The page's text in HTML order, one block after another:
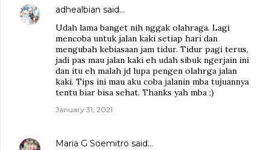
adhealbian said…
Udah lama banget nih nggak olahraga. Lagi
mencoba untuk jalan kaki setiap hari dan
mengubah kebiasaan jam tidur. Tidur pagi terus,
jadi pas mau jalan kaki eh udah sibuk ngerjain ini
dan itu eh malah jd lupa pengen olahrga jalan
kaki. Tips ini mau aku coba jalanin mba tujuannya
tentu biar bisa sehat. Thanks yah mba ;)
January 31, 2021
Maria G Soemitro said…